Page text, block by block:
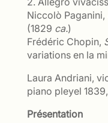
Niccolò Paganini,
(1829 ca.)
Frédéric Chopin,
variations en la
Laura Andriani,
piano pleyel
Présentation